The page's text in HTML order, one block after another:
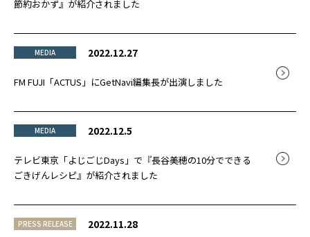
節約おかず』が紹介されました
MEDIA 2022.12.27
FM FUJI「ACTUS」にGetNavi編集長が出演しました
MEDIA 2022.12.5
テレビ東京「よじごじDays」で『長谷美穂の10分でできる
ごきげんレシピ』が紹介されました
PRESS RELEASE 2022.11.28